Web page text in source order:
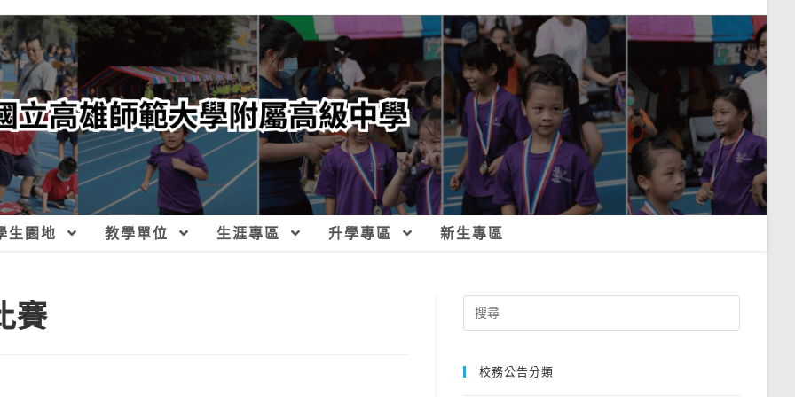
生園地 教學單位 生涯專區 升學專區 新生專區
賽
Search
for:
校務公告分類